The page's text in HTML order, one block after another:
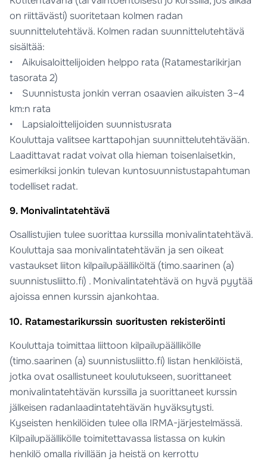
on riittävästi) suoritetaan kolmen radan
suunnittelutehtävä. Kolmen radan suunnittelutehtävä
sisältää:
• Aikuisaloittelijoiden helppo rata (Ratamestarikirjan
tasorata 2)
• Suunnistusta jonkin verran osaavien aikuisten 3–4
km:n rata
• Lapsialoittelijoiden suunnistusrata
Kouluttaja valitsee karttapohjan suunnittelutehtävään.
Laadittavat radat voivat olla hieman toisenlaisetkin,
esimerkiksi jonkin tulevan kuntosuunnistustapahtuman
todelliset radat.
9. Monivalintatehtävä
Osallistujien tulee suorittaa kurssilla monivalintatehtävä.
Kouluttaja saa monivalintatehtävän ja sen oikeat
vastaukset liiton kilpailupäälliköltä (timo.saarinen (a)
suunnistusliitto.fi) . Monivalintatehtävä on hyvä pyytää
ajoissa ennen kurssin ajankohtaa.
10. Ratamestarikurssin suoritusten rekisteröinti
Kouluttaja toimittaa liittoon kilpailupäällikölle
(timo.saarinen (a) suunnistusliitto.fi) listan henkilöistä,
jotka ovat osallistuneet koulutukseen, suorittaneet
monivalintatehtävän kurssilla ja suorittaneet kurssin
jälkeisen radanlaadintatehtävän hyväksytysti.
Kyseisten henkilöiden tulee olla IRMA-järjestelmässä.
Kilpailupäällikölle toimitettavassa listassa on kukin
henkilö omalla rivillään ja heistä on kerrottu